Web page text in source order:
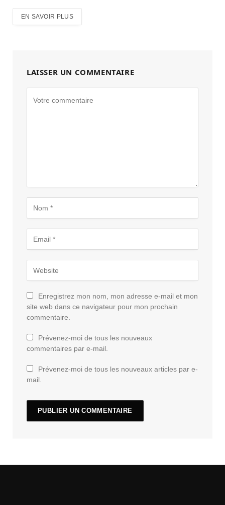
EN SAVOIR PLUS
LAISSER UN COMMENTAIRE
Enregistrez mon nom, mon adresse e-mail et mon
site web dans ce navigateur pour mon prochain
commentaire.
Prévenez-moi de tous les nouveaux
commentaires par e-mail.
Prévenez-moi de tous les nouveaux articles par e-
mail.